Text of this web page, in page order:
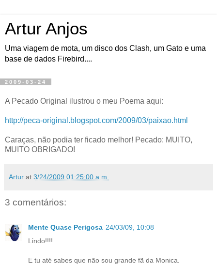
Artur Anjos
Uma viagem de mota, um disco dos Clash, um Gato e uma
base de dados Firebird....
2009-03-24
A Pecado Original ilustrou o meu Poema aqui:
http://peca-original.blogspot.com/2009/03/paixao.html
Caraças, não podia ter ficado melhor! Pecado: MUITO,
MUITO OBRIGADO!
Artur at 3/24/2009 01:25:00 a.m.
3 comentários:
Mente Quase Perigosa 24/03/09, 10:08
Lindo!!!!
E tu até sabes que não sou grande fã da Monica.